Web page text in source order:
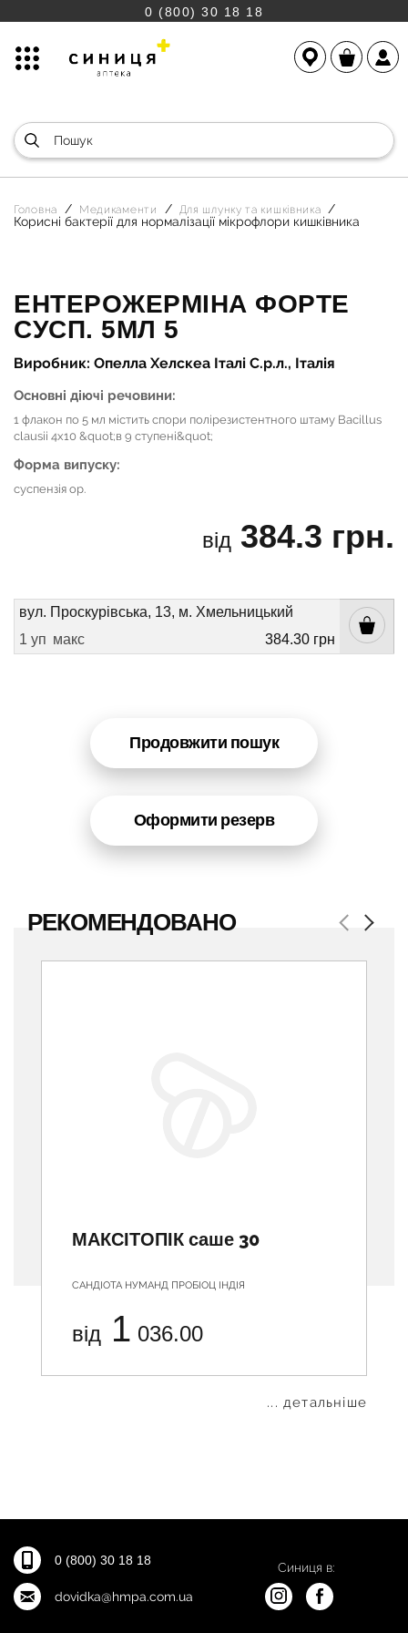
0 (800) 30 18 18
Головна Медикаменти Для шлунку та кишківника
Корисні бактерії для нормалізації мікрофлори кишківника
ЕНТЕРОЖЕРМІНА ФОРТЕ
СУСП. 5МЛ 5
Виробник: Опелла Хелскеа Італі С.р.л., Італія
Основні діючі речовини:
1 флакон по 5 мл містить спори полірезистентного штаму Bacillus
clausii 4х10 &quot;в 9 ступені&quot;
Форма випуску:
суспензія ор.
від 384.3 грн.
вул. Проскурівська, 13, м. Хмельницький
1 уп макс 384.30 грн
Продовжити пошук
Оформити резерв
РЕКОМЕНДОВАНО Previous
МАКСІТОПІК саше 30
САНДІОТА НУМАНД ПРОБІОЦ ІНДІЯ
від 1 036.00
... детальніше
Next
0 (800) 30 18 18
dovidka@hmpa.com.ua
Синиця в: